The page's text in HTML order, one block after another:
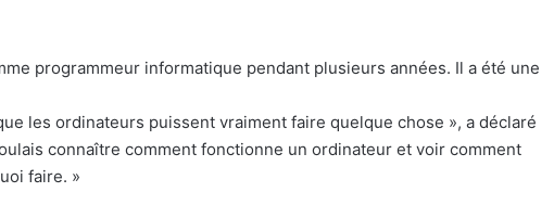
programmeur informatique pendant plusieurs années. Il a été une
les ordinateurs puissent vraiment faire quelque chose », a déclaré
connaître comment fonctionne un ordinateur et voir comment
faire. »